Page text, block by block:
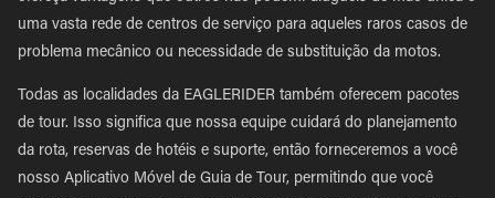
uma vasta rede de centros de serviço para aqueles raros casos de
problema mecânico ou necessidade de substituição da motos.
Todas as localidades da EAGLERIDER também oferecem pacotes
de tour. Isso significa que nossa equipe cuidará do planejamento
da rota, reservas de hotéis e suporte, então forneceremos a você
nosso Aplicativo Móvel de Guia de Tour, permitindo que você